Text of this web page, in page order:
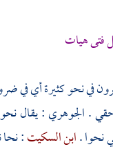
فتى هيات
في نحو كثيرة أي في
.الجوهري: يقال
نحوا .ابن السكيت: